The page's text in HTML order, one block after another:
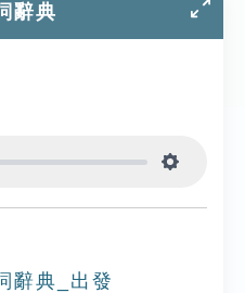
辭典
辭典_出發